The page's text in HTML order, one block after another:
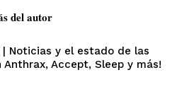
del autor
| Noticias y el estado de las
Anthrax, Accept, Sleep y más!